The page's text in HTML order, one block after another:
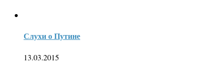
Слухи о Путине
13.03.2015